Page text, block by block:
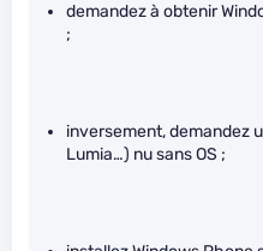
demandez à obtenir
;
inversement, demandez
Lumia…) nu sans OS ;